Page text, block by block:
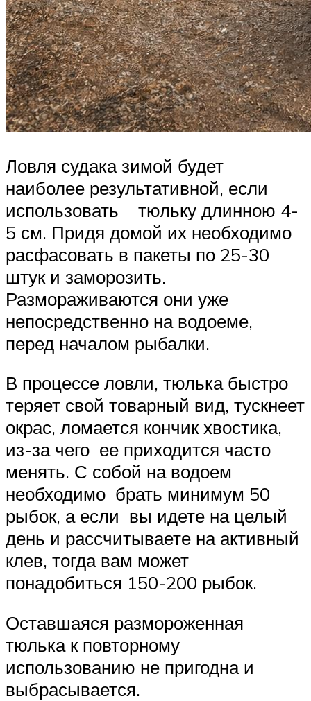
Ловля судака зимой будет
наиболее результативной, если
использовать тюльку длинною 4-
5 см. Придя домой их необходимо
расфасовать в пакеты по 25-30
штук и заморозить.
Размораживаются они уже
непосредственно на водоеме,
перед началом рыбалки.
В процессе ловли, тюлька быстро
теряет свой товарный вид, тускнеет
окрас, ломается кончик хвостика,
из-за чего ее приходится часто
менять. С собой на водоем
необходимо брать минимум 50
рыбок, а если вы идете на целый
день и рассчитываете на активный
клев, тогда вам может
понадобиться 150-200 рыбок.
Оставшаяся размороженная
тюлька к повторному
использованию не пригодна и
выбрасывается.